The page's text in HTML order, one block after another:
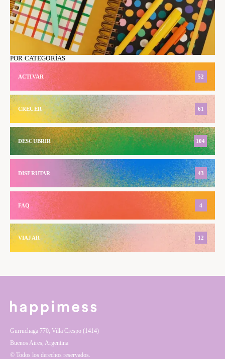
POR CATEGORÍAS
ACTIVAR 52
CRECER 61
DESCUBRIR 104
DISFRUTAR 43
FAQ 4
VIAJAR 12
Gurruchaga 770, Villa Crespo (1414)
Buenos Aires, Argentina
© Todos los derechos reservados.